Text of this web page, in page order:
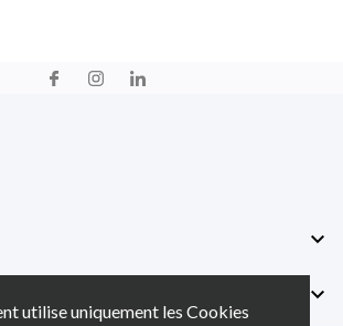
utilise uniquement les Cookies

